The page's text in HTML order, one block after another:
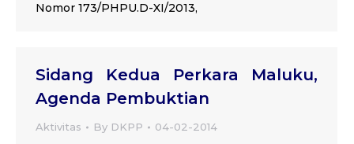
Nomor 173/PHPU.D-XI/2013,
Sidang Kedua Perkara Maluku,
Agenda Pembuktian
Aktivitas By DKPP 04-02-2014